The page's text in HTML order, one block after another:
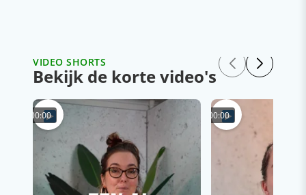
VIDEO SHORTS
Bekijk de korte video's
00:00 00:00